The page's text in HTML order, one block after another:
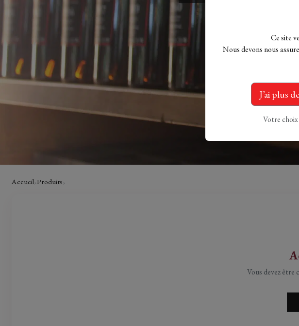
Accueil›Produits›
Vous devez être
Ce site
Nous devons nous
J’ai plus
Votre choix